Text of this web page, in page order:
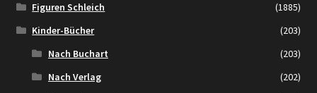
Figuren Schleich
(1885)
Kinder-Bücher
(203)
Nach Buchart
(203)
Nach Verlag
(202)